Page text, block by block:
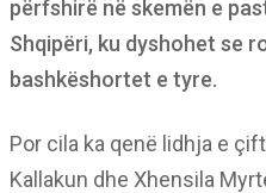
përfshirë në skemën e
Shqipëri, ku dyshohet se
bashkëshortet e tyre.
Por cila ka qenë lidhja e
Kallakun dhe Xhensila